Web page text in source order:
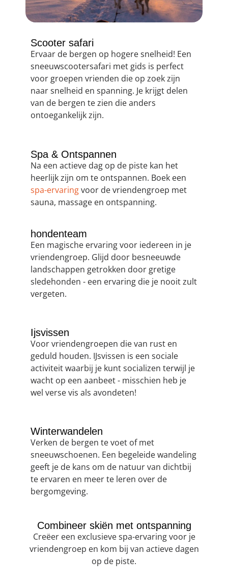
Scooter safari
Ervaar de bergen op hogere snelheid! Een
sneeuwscootersafari met gids is perfect
voor groepen vrienden die op zoek zijn
naar snelheid en spanning. Je krijgt delen
van de bergen te zien die anders
ontoegankelijk zijn.
Spa & Ontspannen
Na een actieve dag op de piste kan het
heerlijk zijn om te ontspannen. Boek een
spa-ervaringvoor de vriendengroep met
sauna, massage en ontspanning.
hondenteam
Een magische ervaring voor iedereen in je
vriendengroep. Glijd door besneeuwde
landschappen getrokken door gretige
sledehonden - een ervaring die je nooit zult
vergeten.
Ijsvissen
Voor vriendengroepen die van rust en
geduld houden. IJsvissen is een sociale
activiteit waarbij je kunt socializen terwijl je
wacht op een aanbeet - misschien heb je
wel verse vis als avondeten!
Winterwandelen
Verken de bergen te voet of met
sneeuwschoenen. Een begeleide wandeling
geeft je de kans om de natuur van dichtbij
te ervaren en meer te leren over de
bergomgeving.
Combineer skiën met ontspanning
Creëer een exclusieve spa-ervaring voor je
vriendengroep en kom bij van actieve dagen
op de piste.